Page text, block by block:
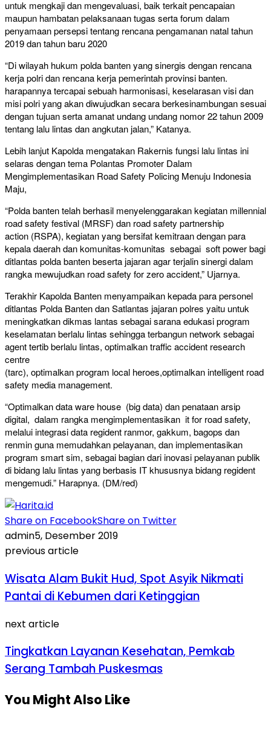
untuk mengkaji dan mengevaluasi, baik terkait pencapaian
maupun hambatan pelaksanaan tugas serta forum dalam
penyamaan persepsi tentang rencana pengamanan natal tahun
2019 dan tahun baru 2020
“Di wilayah hukum polda banten yang sinergis dengan rencana
kerja polri dan rencana kerja pemerintah provinsi banten.
harapannya tercapai sebuah harmonisasi, keselarasan visi dan
misi polri yang akan diwujudkan secara berkesinambungan sesuai
dengan tujuan serta amanat undang undang nomor 22 tahun 2009
tentang lalu lintas dan angkutan jalan,” Katanya.
Lebih lanjut Kapolda mengatakan Rakernis fungsi lalu lintas ini
selaras dengan tema Polantas Promoter Dalam
Mengimplementasikan Road Safety Policing Menuju Indonesia
Maju,
“Polda banten telah berhasil menyelenggarakan kegiatan millennial
road safety festival (MRSF) dan road safety partnership
action (RSPA), kegiatan yang bersifat kemitraan dengan para
kepala daerah dan komunitas-komunitas sebagai soft power bagi
ditlantas polda banten beserta jajaran agar terjalin sinergi dalam
rangka mewujudkan road safety for zero accident,” Ujarnya.
Terakhir Kapolda Banten menyampaikan kepada para personel
ditlantas Polda Banten dan Satlantas jajaran polres yaitu untuk
meningkatkan dikmas lantas sebagai sarana edukasi program
keselamatan berlalu lintas sehingga terbangun network sebagai
agent tertib berlalu lintas, optimalkan traffic accident research
centre
(tarc), optimalkan program local heroes,optimalkan intelligent road
safety media management.
“Optimalkan data ware house (big data) dan penataan arsip
digital, dalam rangka mengimplementasikan it for road safety,
melalui integrasi data regident ranmor, gakkum, bagops dan
renmin guna memudahkan pelayanan, dan implementasikan
program smart sim, sebagai bagian dari inovasi pelayanan publik
di bidang lalu lintas yang berbasis IT khususnya bidang regident
mengemudi.” Harapnya. (DM/red)
Share on FacebookShare on Twitter
admin5, Desember 2019
previous article
Wisata Alam Bukit Hud, Spot Asyik Nikmati
Pantai di Kebumen dari Ketinggian
next article
Tingkatkan Layanan Kesehatan, Pemkab
Serang Tambah Puskesmas
You Might Also Like